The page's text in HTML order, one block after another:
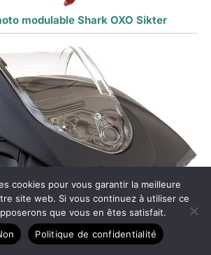
modulable Shark OXO Sikter
cookies pour vous garantir la meilleure
site web. Si vous continuez à utiliser ce
que vous en êtes satisfait.
Politique de confidentialité